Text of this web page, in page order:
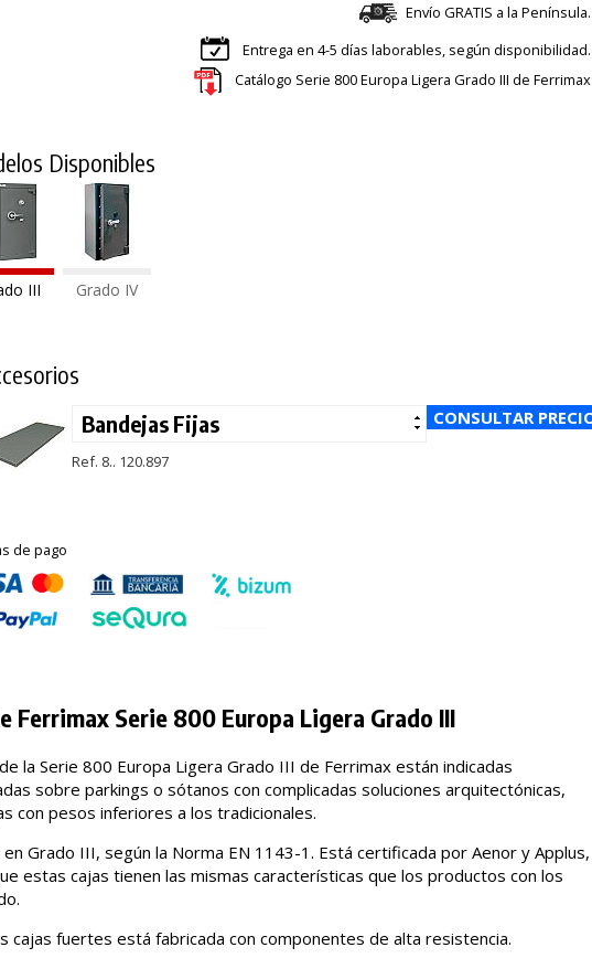
Envío GRATIS a la Península.
Entrega en 4-5 días laborables, según disponibilidad.
Catálogo Serie 800 Europa Ligera Grado III de Ferrimax
Disponibles
III Grado IV
Ref. 8.. 120.897
de pago
Ferrimax Serie 800 Europa Ligera Grado III
la Serie 800 Europa Ligera Grado III de Ferrimax están indicadas
sobre parkings o sótanos con complicadas soluciones arquitectónicas,
con pesos inferiores a los tradicionales.
Grado III, según la Norma EN 1143-1. Está certificada por Aenor y Applus,
estas cajas tienen las mismas características que los productos con los
cajas fuertes está fabricada con componentes de alta resistencia.